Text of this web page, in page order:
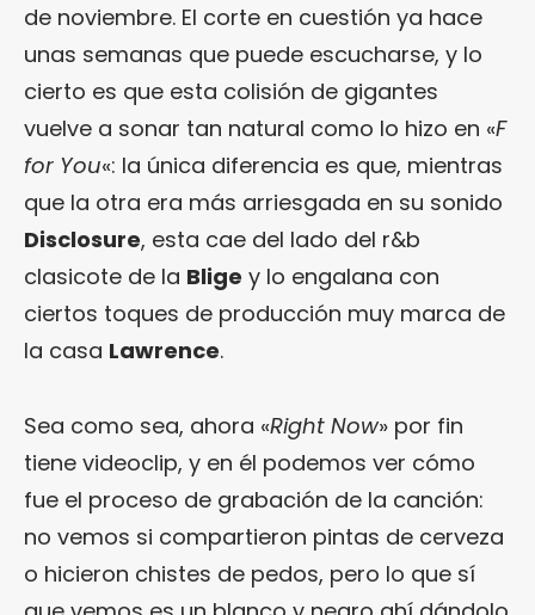
de noviembre. El corte en cuestión ya hace
unas semanas que puede escucharse, y lo
cierto es que esta colisión de gigantes
vuelve a sonar tan natural como lo hizo en «F
for You«: la única diferencia es que, mientras
que la otra era más arriesgada en su sonido
Disclosure, esta cae del lado del r&b
clasicote de la Blige y lo engalana con
ciertos toques de producción muy marca de
la casa Lawrence.
Sea como sea, ahora «Right Now» por fin
tiene videoclip, y en él podemos ver cómo
fue el proceso de grabación de la canción:
no vemos si compartieron pintas de cerveza
o hicieron chistes de pedos, pero lo que sí